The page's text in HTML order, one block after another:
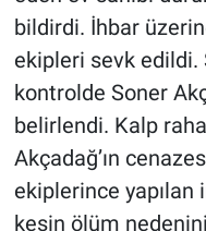
bildirdi. İhbar
ekipleri sevk edildi.
kontrolde Soner
belirlendi. Kalp
Akçadağ’ın
ekiplerince yapılan
kesin ölüm